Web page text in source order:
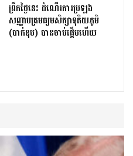
ព្រឹកថ្ងៃនេះ ដំណើរការប្រឡង
សញ្ញាបត្រមធ្យមសិក្សាទុតិយភូមិ
(បាក់ឌុប) បានចាប់ផ្តើមហើយ